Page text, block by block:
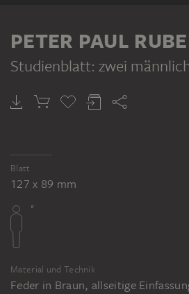
PETER PAUL
Studienblatt: zwei
Blatt
127 x 89 mm
Material und Technik
Feder in Braun, allseitige